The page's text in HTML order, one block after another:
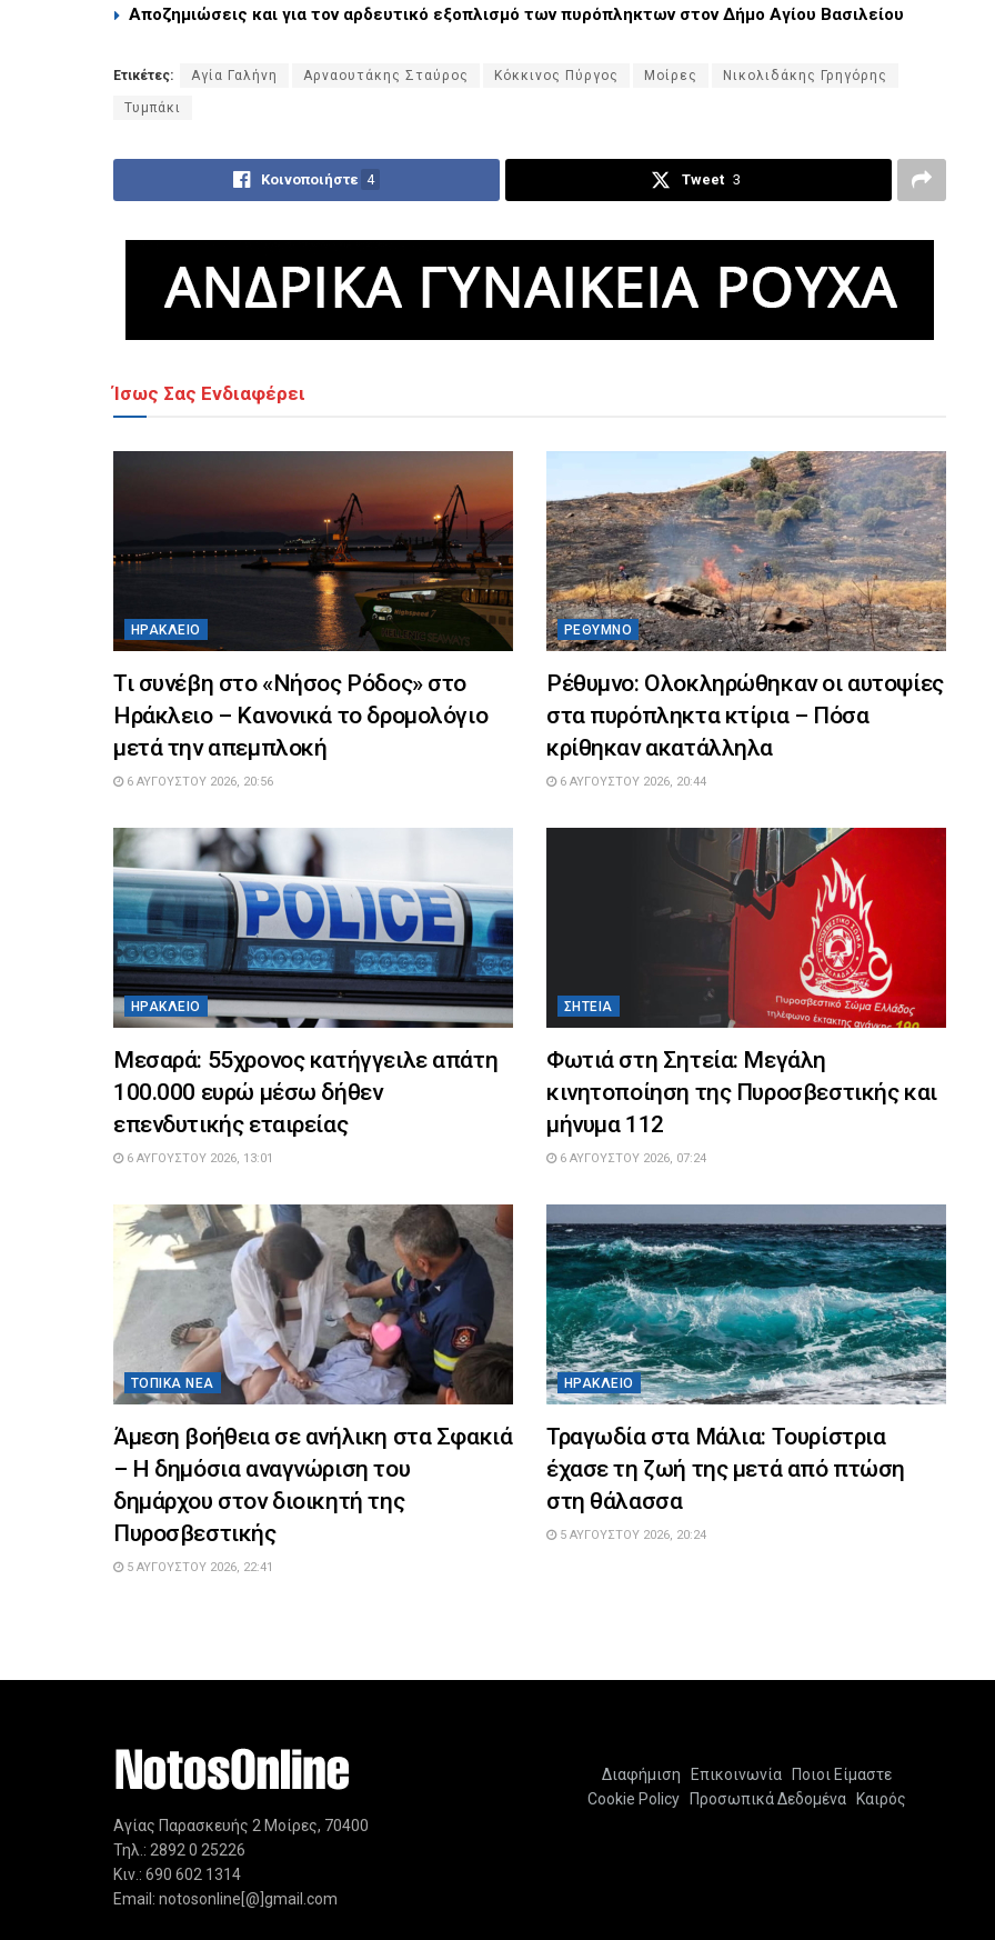
Αποζημιώσεις και για τον αρδευτικό εξοπλισμό των πυρόπληκτων στον Δήμο Αγίου Βασιλείου
Ετικέτες: Αγία Γαλήνη Αρναουτάκης Σταύρος Κόκκινος Πύργος Μοίρες Νικολιδάκης Γρηγόρης
Τυμπάκι
Κοινοποιήστε 4 Tweet 3
Ίσως Σας Ενδιαφέρει
ΗΡΆΚΛΕΙΟ
Τι συνέβη στο «Νήσος Ρόδος» στο
Ηράκλειο – Κανονικά το δρομολόγιο
μετά την απεμπλοκή
6 ΑΥΓΟΎΣΤΟΥ 2026, 20:56
ΡΈΘΥΜΝΟ
Ρέθυμνο: Ολοκληρώθηκαν οι αυτοψίες
στα πυρόπληκτα κτίρια – Πόσα
κρίθηκαν ακατάλληλα
6 ΑΥΓΟΎΣΤΟΥ 2026, 20:44
ΗΡΆΚΛΕΙΟ
Μεσαρά: 55χρονος κατήγγειλε απάτη
100.000 ευρώ μέσω δήθεν
επενδυτικής εταιρείας
6 ΑΥΓΟΎΣΤΟΥ 2026, 13:01
ΣΗΤΕΊΑ
Φωτιά στη Σητεία: Μεγάλη
κινητοποίηση της Πυροσβεστικής και
μήνυμα 112
6 ΑΥΓΟΎΣΤΟΥ 2026, 07:24
ΤΟΠΙΚΆ ΝΈΑ
Άμεση βοήθεια σε ανήλικη στα Σφακιά
– Η δημόσια αναγνώριση του
δημάρχου στον διοικητή της
Πυροσβεστικής
5 ΑΥΓΟΎΣΤΟΥ 2026, 22:41
ΗΡΆΚΛΕΙΟ
Τραγωδία στα Μάλια: Τουρίστρια
έχασε τη ζωή της μετά από πτώση
στη θάλασσα
5 ΑΥΓΟΎΣΤΟΥ 2026, 20:24
Αγίας Παρασκευής 2 Μοίρες, 70400
Τηλ.: 2892 0 25226
Κιν.: 690 602 1314
Email: notosonline[@]gmail.com
Διαφήμιση Επικοινωνία
Ποιοι Είμαστε
Cookie Policy
Προσωπικά Δεδομένα Καιρός